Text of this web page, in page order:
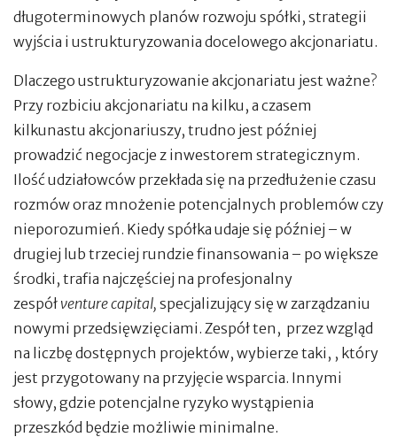
długoterminowych planów rozwoju spółki, strategii
wyjścia i ustrukturyzowania docelowego akcjonariatu.
Dlaczego ustrukturyzowanie akcjonariatu jest ważne?
Przy rozbiciu akcjonariatu na kilku, a czasem
kilkunastu akcjonariuszy, trudno jest później
prowadzić negocjacje z inwestorem strategicznym.
Ilość udziałowców przekłada się na przedłużenie czasu
rozmów oraz mnożenie potencjalnych problemów czy
nieporozumień. Kiedy spółka udaje się później – w
drugiej lub trzeciej rundzie finansowania – po większe
środki, trafia najczęściej na profesjonalny
zespół venture capital, specjalizujący się w zarządzaniu
nowymi przedsięwzięciami. Zespół ten, przez wzgląd
na liczbę dostępnych projektów, wybierze taki, , który
jest przygotowany na przyjęcie wsparcia. Innymi
słowy, gdzie potencjalne ryzyko wystąpienia
przeszkód będzie możliwie minimalne.